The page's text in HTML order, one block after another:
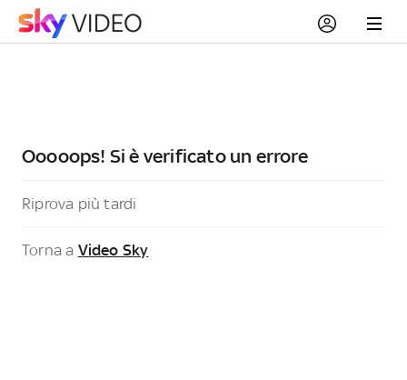
Ooooops! Si è verificato un errore
Riprova più tardi
Torna a Video Sky